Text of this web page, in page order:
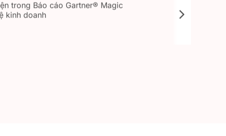
trong Báo cáo Gartner® Magic
kinh doanh